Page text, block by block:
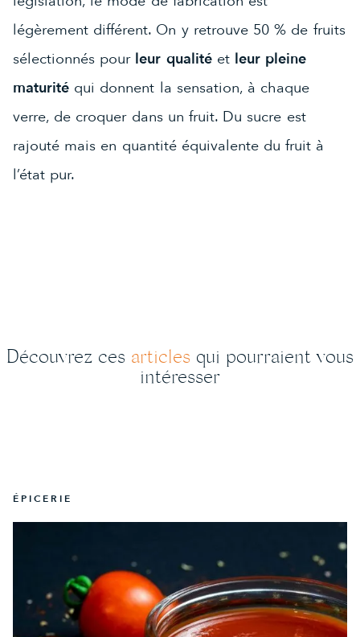
légèrement différent. On y retrouve 50 % de fruits
sélectionnés pour leur qualitéet leur pleine
maturité qui donnent la sensation, à chaque
verre, de croquer dans un fruit. Du sucre est
rajouté mais en quantité équivalente du fruit à
l’état pur.
Découvrez ces articles qui pourraient vous
intéresser
ÉPICERIE